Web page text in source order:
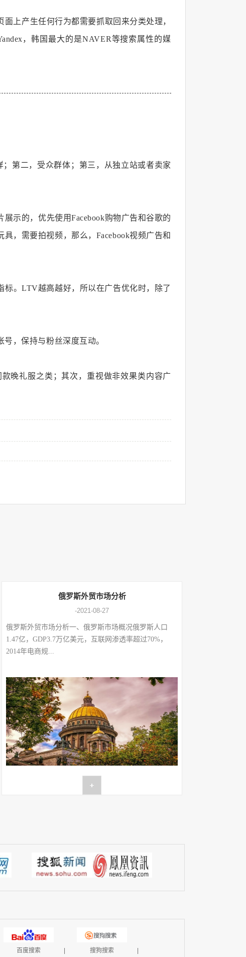
上产生任何行为都需要抓取回来分类处理，
，韩国最大的是NAVER等搜索属性的媒
第二，受众群体；第三，从独立站或者卖家
示的，优先使用Facebook购物广告和谷歌的
，需要拍视频，那么，Facebook视频广告和
。LTV越高越好，所以在广告优化时，除了
，保持与粉丝深度互动。
晚礼服之类；其次，重视做非效果类内容广
俄罗斯外贸市场分析
-2021-08-27
俄罗斯外贸市场分析一、俄罗斯市场概况俄罗斯人口
1.47亿，GDP3.7万亿美元，互联网渗透率超过70%，
2014年电商规...
百度搜索 搜狗搜索